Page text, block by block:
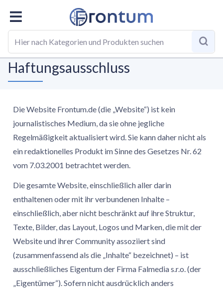
Homepage Haftungsausschluss
Haftungsausschluss
Die Website Frontum.de (die „Website“) ist kein
journalistisches Medium, da sie ohne jegliche
Regelmäßigkeit aktualisiert wird. Sie kann daher nicht als
ein redaktionelles Produkt im Sinne des Gesetzes Nr. 62
vom 7.03.2001 betrachtet werden.
Die gesamte Website, einschließlich aller darin
enthaltenen oder mit ihr verbundenen Inhalte –
einschließlich, aber nicht beschränkt auf ihre Struktur,
Texte, Bilder, das Layout, Logos und Marken, die mit der
Website und ihrer Community assoziiert sind
(zusammenfassend als die „Inhalte“ bezeichnet) – ist
ausschließliches Eigentum der Firma Falmedia s.r.o. (der
„Eigentümer“). Sofern nicht ausdrücklich anders